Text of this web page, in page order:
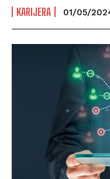
KARIJERA 01/05/